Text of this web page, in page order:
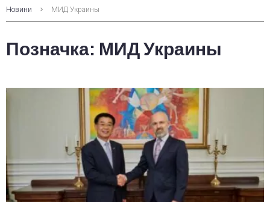
Новини МИД Украины
Позначка: МИД Украины